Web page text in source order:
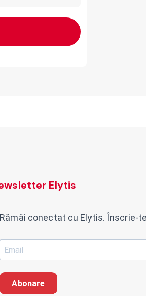
Elytis
Rămâi conectat cu Elytis. Înscrie-
Abonare